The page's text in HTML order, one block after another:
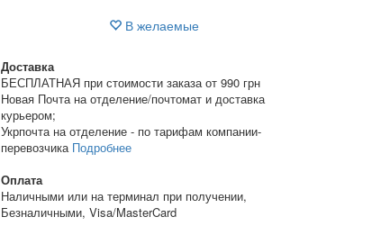
В желаемые
Доставка
БЕСПЛАТНАЯ при стоимости заказа от 990 грн
Новая Почта на отделение/почтомат и доставка
курьером;
Укрпочта на отделение - по тарифам компании-
перевозчика Подробнее
Оплата
Наличными или на терминал при получении,
Безналичными, Visa/MasterCard